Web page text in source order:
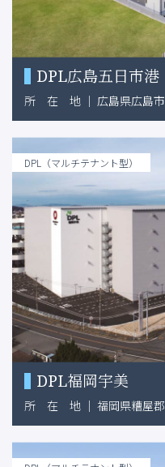
DPL広島五日市港
所 在 地 ｜ 広島県広島市
DPL（マルチテナント型）
DPL福岡宇美
所 在 地 ｜ 福岡県糟屋郡